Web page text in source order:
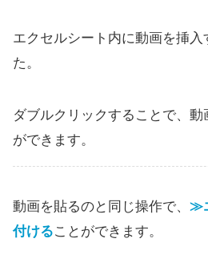
エクセルシート内に動画を挿入
た。
ダブルクリックすることで、
ができます。
動画を貼るのと同じ操作で、 ≫
付けることができます。